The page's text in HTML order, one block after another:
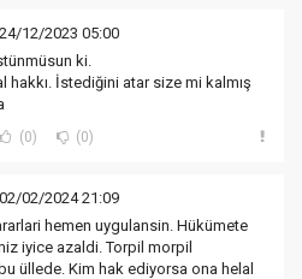
12/2023 05:00
ki.
hakkı. İstediğini atar size mi kalmış
(0) (0)
02/2024 21:09
hemen uygulansin. Hükümete
iyice azaldi. Torpil morpil
üllede. Kim hak ediyorsa ona helal